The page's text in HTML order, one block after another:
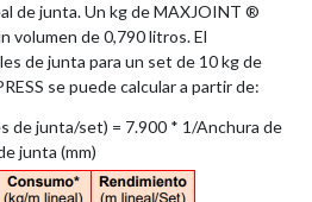
de junta. Un kg de MAXJOINT ®
volumen de 0,790 litros. El
de junta para un set de 10 kg de
se puede calcular a partir de:
de junta/set) = 7.900 * 1/Anchura de
junta (mm)